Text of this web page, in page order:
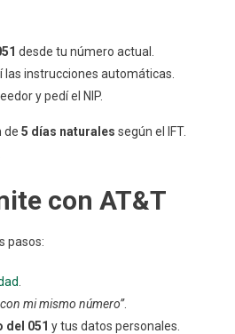
desde tu número actual.
las instrucciones automáticas.
y pedí el NIP.
de 5 días naturales según el IFT.
con AT&T
pasos:
mi mismo número”.
del 051 y tus datos personales.